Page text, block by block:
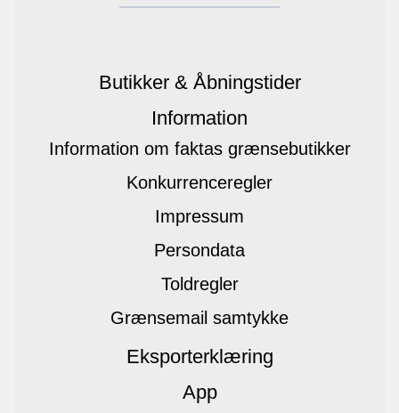
Butikker & Åbningstider
Information
Information om faktas grænsebutikker
Konkurrenceregler
Impressum
Persondata
Toldregler
Grænsemail samtykke
Eksporterklæring
App